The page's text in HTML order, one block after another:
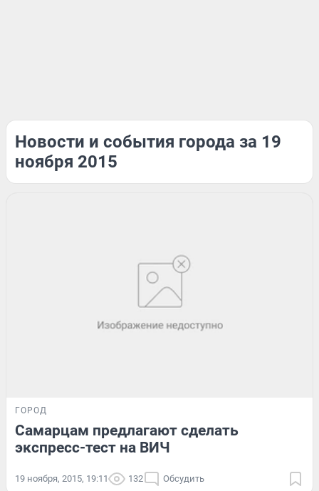
Новости и события города за 19
ноября 2015
ГОРОД
Самарцам предлагают сделать
экспресс-тест на ВИЧ
19 ноября, 2015, 19:11 132 Обсудить